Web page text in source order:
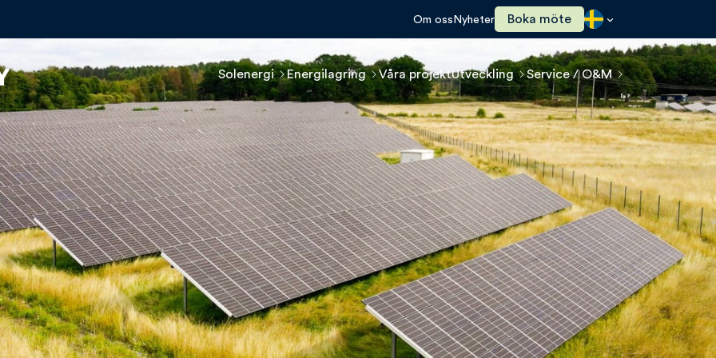
Om oss Nyheter Boka möte
Solenergi Energilagring Våra projektUtveckling Service / O&M